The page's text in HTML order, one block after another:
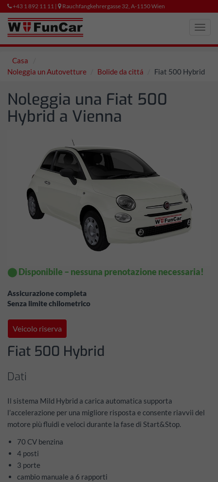
+43 1 892 11 11 | Rauchfangkehrergasse 32, A-1150 Wien
Casa
Noleggia un Autovetture
Bolide da cittá Fiat 500 Hybrid
Noleggia una Fiat 500
Hybrid a Vienna
⬤ Disponibile – nessuna prenotazione necessaria!
Assicurazione completa
Senza limite chilometrico
Veicolo riserva
Fiat 500 Hybrid
Dati
Il sistema Mild Hybrid a carica automatica supporta
l’accelerazione per una migliore risposta e consente riavvii del
motore più fluidi e veloci durante la fase di Start&Stop.
70 CV benzina
4 posti
3 porte
cambio manuale a 6 rapporti